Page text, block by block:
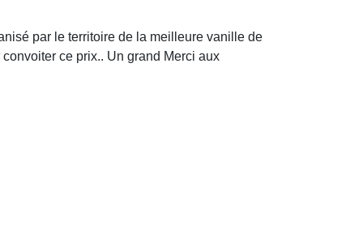
par le territoire de la meilleure vanille de
ce prix.. Un grand Merci aux